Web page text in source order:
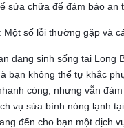
sửa chữa để đảm bảo an
Một số lỗi thường gặp và
đang sinh sống tại Long
bạn không thể tự khắc
cóng, nhưng vẫn
vụ sửa bình nóng lạnh
đến cho bạn một dịch